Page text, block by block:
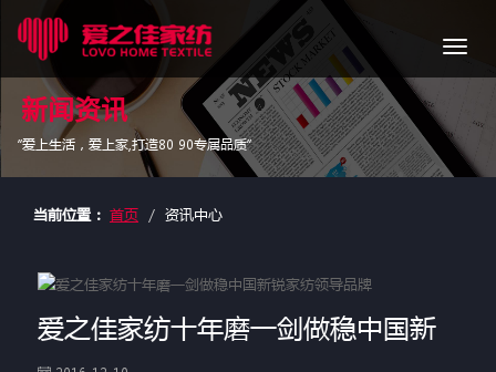
导
航
新闻资讯
“爱上生活，爱上家,打造80 90专属品质”
当前位置： 首页 资讯中心
爱之佳家纺十年磨一剑做稳中国新